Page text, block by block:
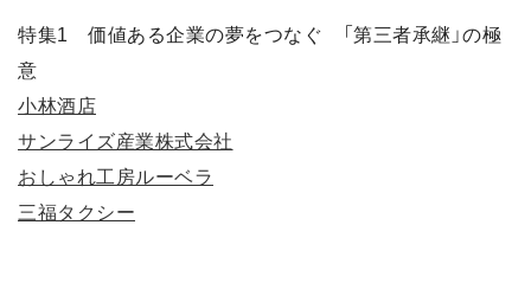
特集1 価値ある企業の夢をつなぐ 「第三者承継」の極
意
小林酒店
サンライズ産業株式会社
おしゃれ工房ルーベラ
三福タクシー